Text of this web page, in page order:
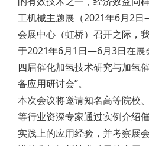
工机械主题展（2021年6月2
会展中心（虹桥）召开之际，
于2021年6月1日—6月3日在展
四届催化加氢技术研究与加氢
备应用研讨会”。
本次会议将邀请知名高等院校
等行业资深专家通过实例介绍
实践上的应用经验，并考察展